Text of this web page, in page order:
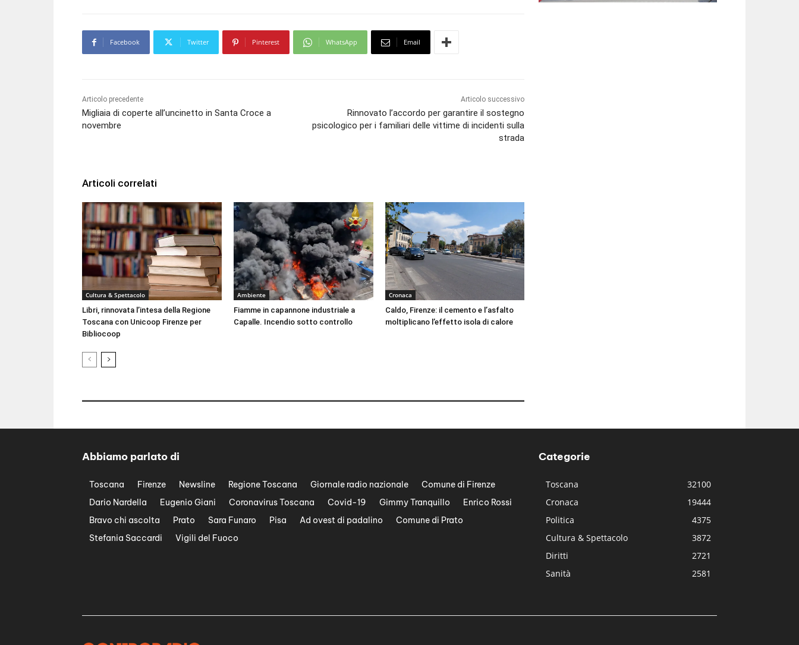
Facebook Twitter Pinterest WhatsApp Email
Articolo precedente
Migliaia di coperte all’uncinetto in Santa Croce a
novembre
Articolo successivo
Rinnovato l’accordo per garantire il sostegno
psicologico per i familiari delle vittime di incidenti sulla
strada
Articoli correlati
Cultura & Spettacolo
Libri, rinnovata l’intesa della Regione
Toscana con Unicoop Firenze per
Bibliocoop
Ambiente
Fiamme in capannone industriale a
Capalle. Incendio sotto controllo
Cronaca
Caldo, Firenze: il cemento e l’asfalto
moltiplicano l’effetto isola di calore
Abbiamo parlato di
Toscana Firenze Newsline Regione Toscana Giornale radio nazionale
Comune di Firenze
Dario Nardella
Eugenio Giani Coronavirus Toscana Covid-19 Gimmy Tranquillo
Enrico Rossi
Bravo chi ascolta
Prato Sara Funaro Pisa Ad ovest di padalino
Comune di Prato
Stefania Saccardi
Vigili del Fuoco
Categorie
Toscana
32100
Cronaca
19444
Politica
4375
Cultura & Spettacolo
3872
Diritti
2721
Sanità
2581